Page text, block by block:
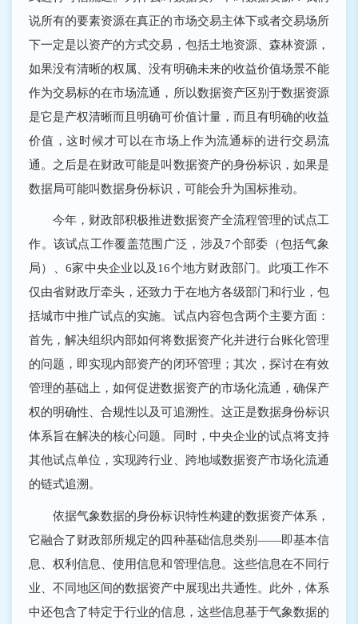
说所有的要素资源在真正的市场交易主体下或者交易场所
下一定是以资产的方式交易，包括土地资源、森林资源，
如果没有清晰的权属、没有明确未来的收益价值场景不能
作为交易标的在市场流通，所以数据资产区别于数据资源
是它是产权清晰而且明确可价值计量，而且有明确的收益
价值，这时候才可以在市场上作为流通标的进行交易流
通。之后是在财政可能是叫数据资产的身份标识，如果是
数据局可能叫数据身份标识，可能会升为国标推动。
今年，财政部积极推进数据资产全流程管理的试点工
作。该试点工作覆盖范围广泛，涉及7个部委（包括气象
局）、6家中央企业以及16个地方财政部门。此项工作不
仅由省财政厅牵头，还致力于在地方各级部门和行业，包
括城市中推广试点的实施。试点内容包含两个主要方面：
首先，解决组织内部如何将数据资产化并进行台账化管理
的问题，即实现内部资产的闭环管理；其次，探讨在有效
管理的基础上，如何促进数据资产的市场化流通，确保产
权的明确性、合规性以及可追溯性。这正是数据身份标识
体系旨在解决的核心问题。同时，中央企业的试点将支持
其他试点单位，实现跨行业、跨地域数据资产市场化流通
的链式追溯。
依据气象数据的身份标识特性构建的数据资产体系，
它融合了财政部所规定的四种基础信息类别——即基本信
息、权利信息、使用信息和管理信息。这些信息在不同行
业、不同地区间的数据资产中展现出共通性。此外，体系
中还包含了特定于行业的信息，这些信息基于气象数据的